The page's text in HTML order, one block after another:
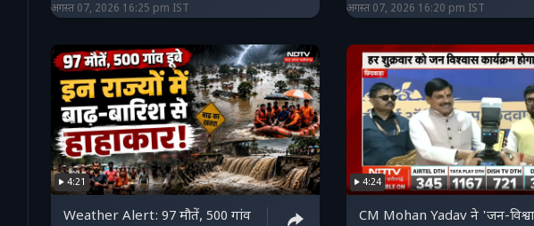
अगस्त 07, 2026 16:25 pm IST अगस्त 07, 2026 16:20 pm IST
4:21
Weather Alert: 97 मौतें, 500 गांव
4:24
CM Mohan Yadav ने 'जन-